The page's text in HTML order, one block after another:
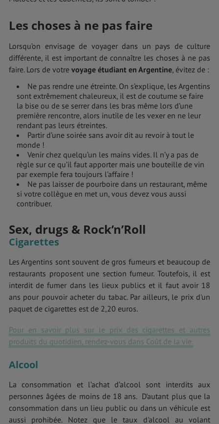
Les choses à ne pas faire
Lorsqu’on envisage de voyager dans un pays de culture
différente, il est important de connaître les choses à ne pas
faire. Lors de votre voyage étudiant en Argentine, évitez de :
Ne pas rendre une étreinte. On s’explique, les Argentins
sont extrêmement chaleureux, il est de coutume se faire
la bise ou de se serrer dans les bras même lors d’une
première rencontre, alors inutile de les vexer en ne leur
rendant pas leurs étreintes.
Partir d’une soirée sans avoir dit au revoir à tout le
monde !
Venir chez quelqu’un les mains vides. Il n’y a pas de
règle sur ce qu’il faut apporter mais une bouteille de vin
par exemple fera toujours l’affaire !
Ne pas laisser de pourboire dans un restaurant, même
si votre collègue en met un, vous devez vous aussi
contribuer.
Sex, drugs & Rock’n’Roll
Cigarettes
Les Argentins sont souvent de gros fumeurs et beaucoup de
restaurants proposent une section fumeur. Toutefois, il est
interdit de fumer dans les lieux publics et il faut avoir 18
ans pour pouvoir acheter du tabac. Par ailleurs, le prix d'un
paquet de cigarettes est de 2,20 euros.
Pour en savoir plus sur le prix des cigarettes et autres
produits du quotidien, rendez-vous dans Coût de la vie.
Alcool
La consommation et l’achat d’alcool sont interdits aux
personnes âgées de moins de 18 ans. D'autant plus que la
consommation dans un lieu public ou dans un véhicule est
aussi prohibée. Notez que le taux d'alcool au volant